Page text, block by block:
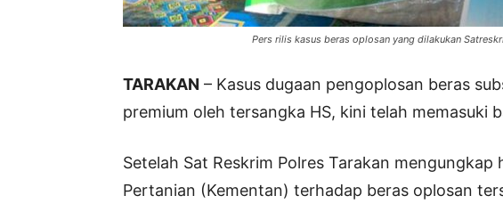
Pers rilis kasus beras oplosan yang dilakukan
TARAKAN – Kasus dugaan pengoplosan beras
premium oleh tersangka HS, kini telah memasuki
Setelah Sat Reskrim Polres Tarakan
Pertanian (Kementan) terhadap beras oplosan